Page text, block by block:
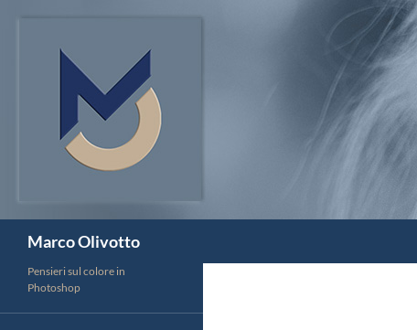
contenuto
Marco Olivotto
Pensieri sul colore in
Photoshop